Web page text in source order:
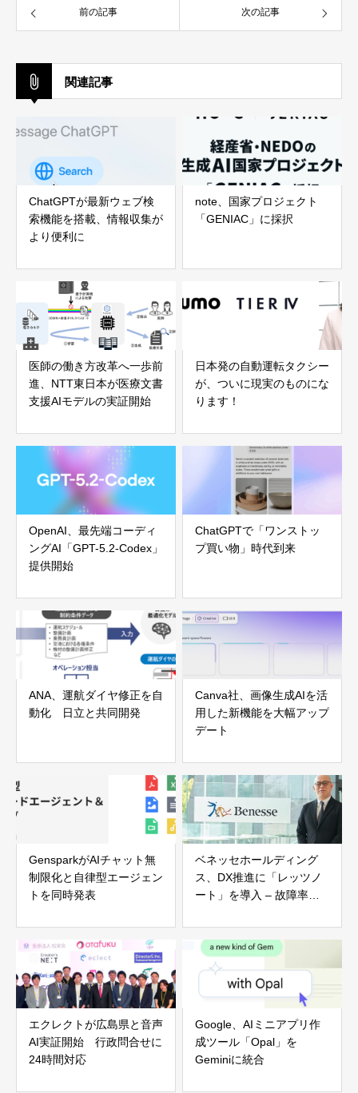
前の記事 次の記事
関連記事
ChatGPTが最新ウェブ検
索機能を搭載、情報収集が
より便利に
note、国家プロジェクト
「GENIAC」に採択
医師の働き方改革へ一歩前
進、NTT東日本が医療文書
支援AIモデルの実証開始
日本発の自動運転タクシー
が、ついに現実のものにな
ります！
OpenAI、最先端コーディ
ングAI「GPT-5.2-Codex」
提供開始
ChatGPTで「ワンストッ
プ買い物」時代到来
ANA、運航ダイヤ修正を自
動化 日立と共同開発
Canva社、画像生成AIを活
用した新機能を大幅アップ
デート
GensparkがAIチャット無
制限化と自律型エージェン
トを同時発表
ベネッセホールディング
ス、DX推進に「レッツノ
ート」を導入 – 故障率大
ョンを加速
エクレクトが広島県と音声
AI実証開始 行政問合せに
24時間対応
Google、AIミニアプリ作
成ツール「Opal」を
Geminiに統合